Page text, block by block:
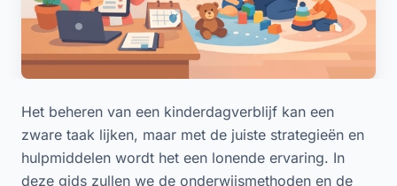
Het beheren van een kinderdagverblijf kan een
zware taak lijken, maar met de juiste strategieën en
hulpmiddelen wordt het een lonende ervaring. In
deze gids zullen we de onderwijsmethoden en de